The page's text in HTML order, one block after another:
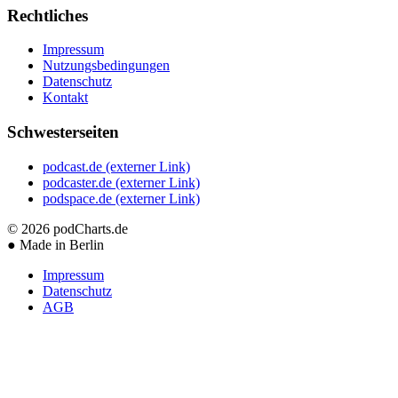
Rechtliches
Impressum
Nutzungsbedingungen
Datenschutz
Kontakt
Schwesterseiten
podcast.de (externer Link)
podcaster.de (externer Link)
podspace.de (externer Link)
© 2026 podCharts.de
● Made in Berlin
Impressum
Datenschutz
AGB